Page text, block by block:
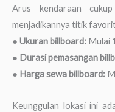
Arus kendaraan
menjadikannya titik
● Ukuran billboard: Mulai
● Durasi pemasangan
● Harga sewa billboard:
Keunggulan lokasi ini